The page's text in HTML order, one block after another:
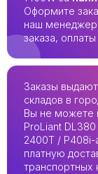
Оформите
наш менеджер
заказа,
Заказы
складов в
Вы не можете
ProLiant
2400T /
платную
транспортных